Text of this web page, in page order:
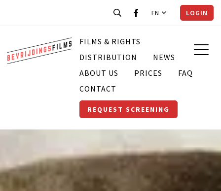
EN LOGIN
FILMS & RIGHTS
DISTRIBUTION
NEWS
ABOUT US
PRICES
FAQ
CONTACT
REQUEST SCREENING